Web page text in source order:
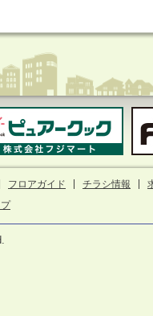
フロアガイド チラシ情報